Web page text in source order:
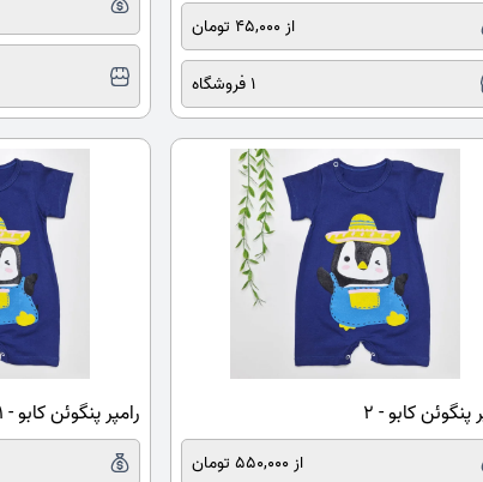
از 45,000 تومان
1 فروشگاه
پنگوئن کابو - ۲
از 550,000 تومان
رامپر پنگوئن کابو - ۱